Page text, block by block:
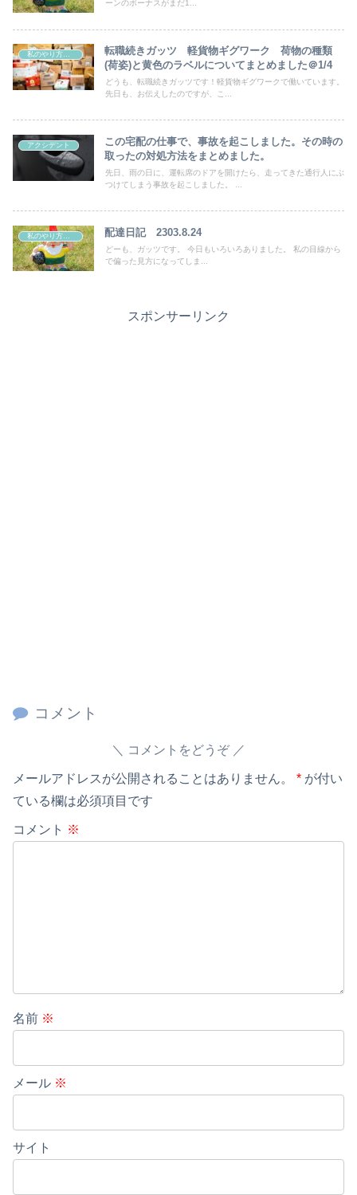
ーンのボーナスがまだ1...
私のやり方・考え
転職続きガッツ 軽貨物ギグワーク 荷物の種類
(荷姿)と黄色のラベルについてまとめました＠1/4
どうも、転職続きガッツです！軽貨物ギグワークで働いています。
先日も、お伝えしたのですが、こ...
アクシデント
この宅配の仕事で、事故を起こしました。その時の
取ったの対処方法をまとめました。
先日、雨の日に、運転席のドアを開けたら、走ってきた通行人にぶ
私のやり方・考え 配達日記 2303.8.24
どーも、ガッツです。 今日もいろいろありました。 私の目線から
で偏った見方になってしま...
スポンサーリンク
コメント
コメントをどうぞ
メールアドレスが公開されることはありません。 * が付い
ている欄は必須項目です
コメント ※
名前 ※
メール ※
サイト